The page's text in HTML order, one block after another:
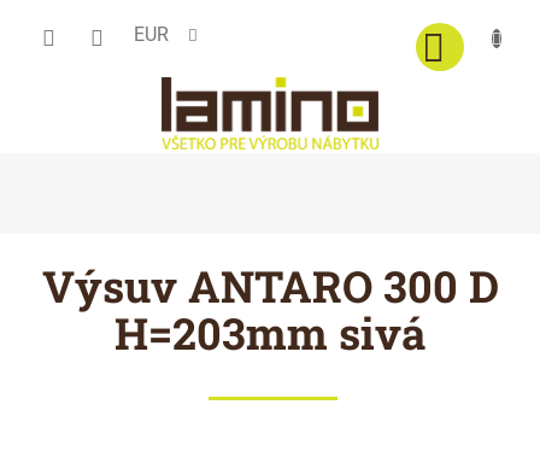
EUR
Výsuv ANTARO 300 D
H=203mm sivá